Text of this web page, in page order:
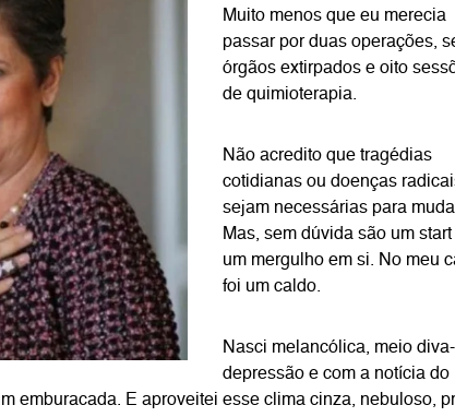
Muito menos que eu merecia
passar por duas operações,
órgãos extirpados e oito
de quimioterapia.
Não acredito que tragédias
cotidianas ou doenças
sejam necessárias para
Mas, sem dúvida são um
um mergulho em si. No meu
foi um caldo.
Nasci melancólica, meio diva-
depressão e com a notícia do
emburacada. E aproveitei esse clima cinza, nebuloso,